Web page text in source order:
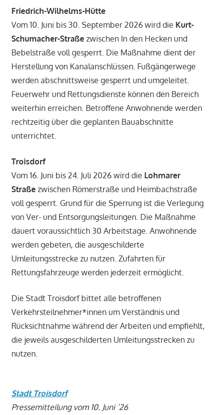
Friedrich-Wilhelms-Hütte
Vom 10. Juni bis 30. September 2026 wird die Kurt-
Schumacher-Straßezwischen In den Hecken und
Bebelstraße voll gesperrt. Die Maßnahme dient der
Herstellung von Kanalanschlüssen. Fußgängerwege
werden abschnittsweise gesperrt und umgeleitet.
Feuerwehr und Rettungsdienste können den Bereich
weiterhin erreichen. Betroffene Anwohnende werden
rechtzeitig über die geplanten Bauabschnitte
unterrichtet.
Troisdorf
Vom 16. Juni bis 24. Juli 2026 wird die Lohmarer
Straßezwischen Römerstraße und Heimbachstraße
voll gesperrt. Grund für die Sperrung ist die Verlegung
von Ver- und Entsorgungsleitungen. Die Maßnahme
dauert voraussichtlich 30 Arbeitstage. Anwohnende
werden gebeten, die ausgeschilderte
Umleitungsstrecke zu nutzen. Zufahrten für
Rettungsfahrzeuge werden jederzeit ermöglicht.
Die Stadt Troisdorf bittet alle betroffenen
Verkehrsteilnehmer*innen um Verständnis und
Rücksichtnahme während der Arbeiten und empfiehlt,
die jeweils ausgeschilderten Umleitungsstrecken zu
nutzen.
Stadt Troisdorf
Pressemitteilung vom 10. Juni ’26